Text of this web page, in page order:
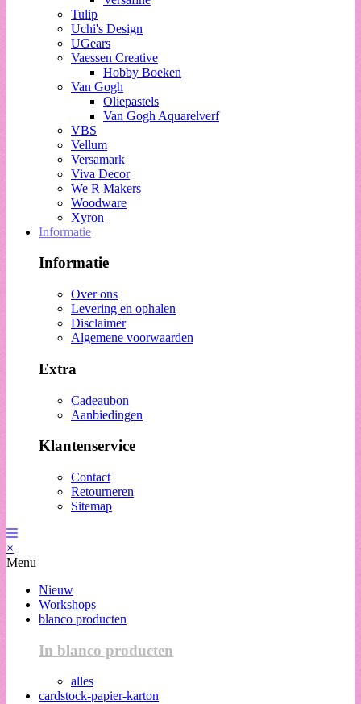
Tulip
Uchi's Design
UGears
Vaessen Creative
Hobby Boeken
Van Gogh
Oliepastels
Van Gogh Aquarelverf
VBS
Vellum
Versamark
Viva Decor
We R Makers
Woodware
Xyron
Informatie
Informatie
Over ons
Levering en ophalen
Disclaimer
Algemene voorwaarden
Extra
Cadeaubon
Aanbiedingen
Klantenservice
Contact
Retourneren
Sitemap
×
Menu
Nieuw
Workshops
blanco producten
In blanco producten
alles
cardstock-papier-karton